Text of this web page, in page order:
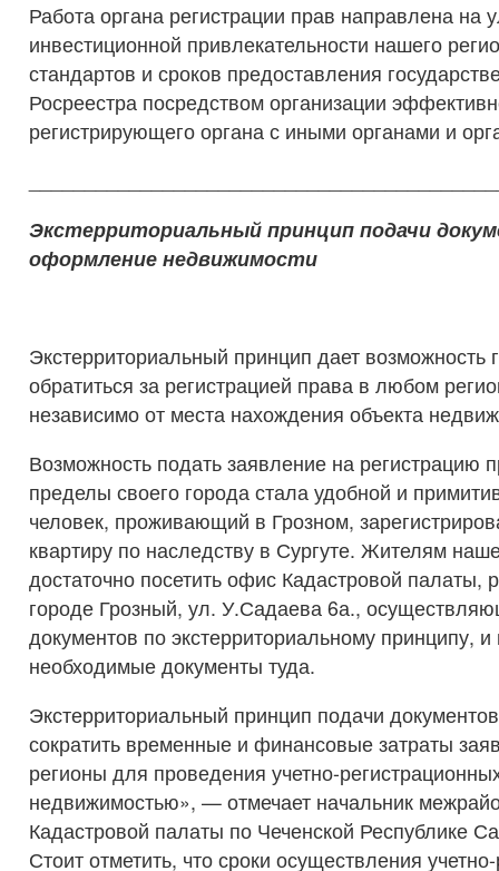
Работа органа регистрации прав направлена на
инвестиционной привлекательности нашего
стандартов и сроков предоставления
Росреестра посредством организации
регистрирующего органа с иными органами и
Экстерриториальный принцип подачи
оформление недвижимости
Экстерриториальный принцип дает возможность
обратиться за регистрацией права в любом
независимо от места нахождения объекта
Возможность подать заявление на регистрацию
пределы своего города стала удобной и
человек, проживающий в Грозном,
квартиру по наследству в Сургуте. Жителям
достаточно посетить офис Кадастровой палаты,
городе Грозный, ул. У.Садаева 6а.,
документов по экстерриториальному принципу, и
необходимые документы туда.
Экстерриториальный принцип подачи
сократить временные и финансовые затраты
регионы для проведения учетно-
недвижимостью», — отмечает начальник
Кадастровой палаты по Чеченской Республике
Стоит отметить, что сроки осуществления